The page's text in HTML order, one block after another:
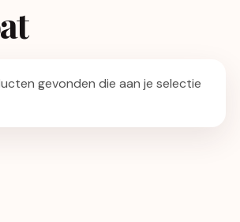
gevonden die aan je selectie